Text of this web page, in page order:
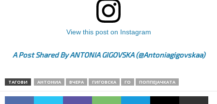
View this post on Instagram
A Post Shared By ANTONIA GIGOVSKA (@antoniagigovskaa)
ТАГОВИ АНТОНИА ВЧЕРА ГИГОВСКА ГО ПОППЕЈАЧКАТА